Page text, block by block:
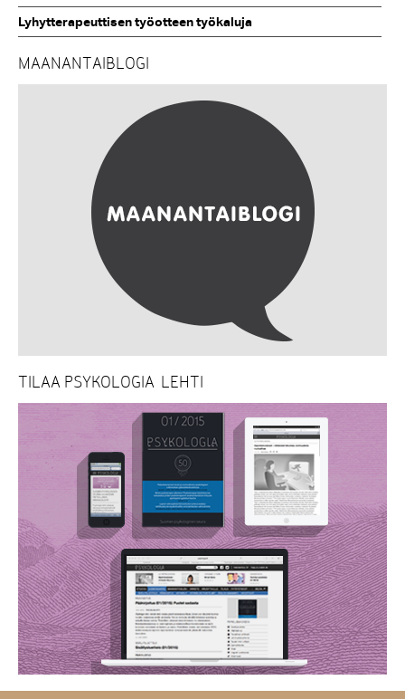
Lyhytterapeuttisen työotteen työkaluja
MAANANTAIBLOGI
TILAA PSYKOLOGIA-LEHTI